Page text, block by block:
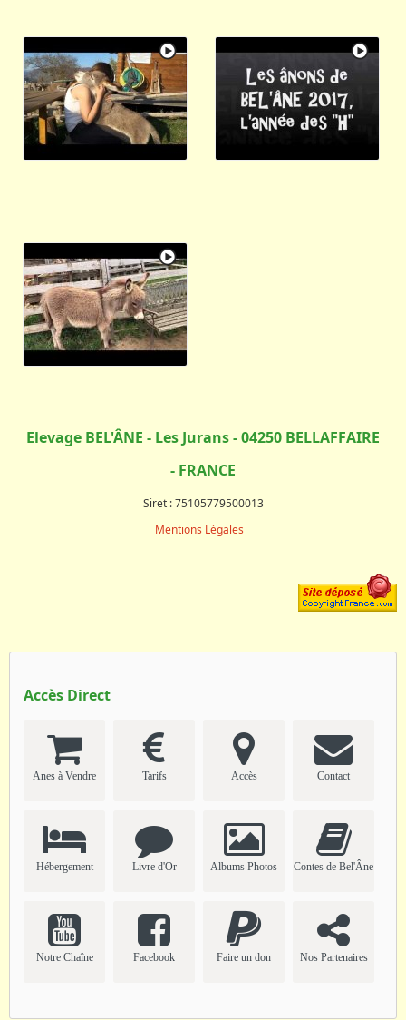
Elevage BEL'ÂNE - Les Jurans - 04250 BELLAFFAIRE
- FRANCE
Siret : 75105779500013
Mentions Légales
Accès Direct
Anes à Vendre Tarifs Accès Contact
Hébergement Livre d'Or Albums Photos Contes de Bel'Âne
Notre Chaîne Facebook Faire un don Nos Partenaires